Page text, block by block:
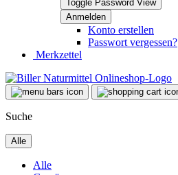
Toggle Password View
Konto erstellen
Passwort vergessen?
Merkzettel
Suche
Alle
Alle